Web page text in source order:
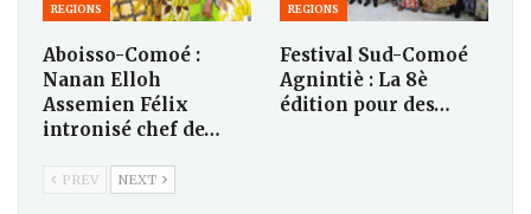
REGIONS
Aboisso-Comoé :
Nanan Elloh
Assemien Félix
intronisé chef de…
REGIONS
Festival Sud-Comoé
Agnintiè : La 8è
édition pour des…
PREV NEXT